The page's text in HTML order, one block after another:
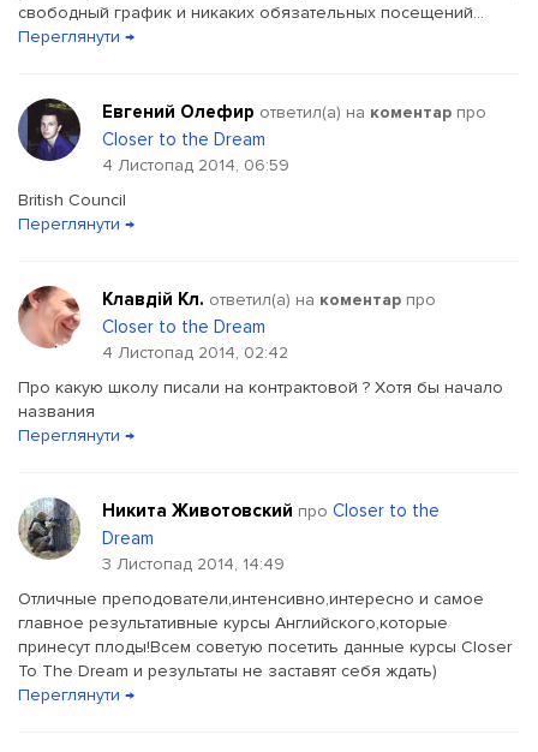
свободный график и никаких обязательных посещений...
Переглянути →
Евгений Олефир ответил(a) на коментар про
Closer to the Dream
4 Листопад 2014, 06:59
British Council
Переглянути →
Клавдій Кл. ответил(a) на коментар про
Closer to the Dream
4 Листопад 2014, 02:42
Про какую школу писали на контрактовой ? Хотя бы начало
названия
Переглянути →
Никита Животовский про Closer to the
Dream
3 Листопад 2014, 14:49
Отличные преподователи,интенсивно,интересно и самое
главное результативные курсы Английского,которые
принесут плоды!Всем советую посетить данные курсы Closer
To The Dream и результаты не заставят себя ждать)
Переглянути →